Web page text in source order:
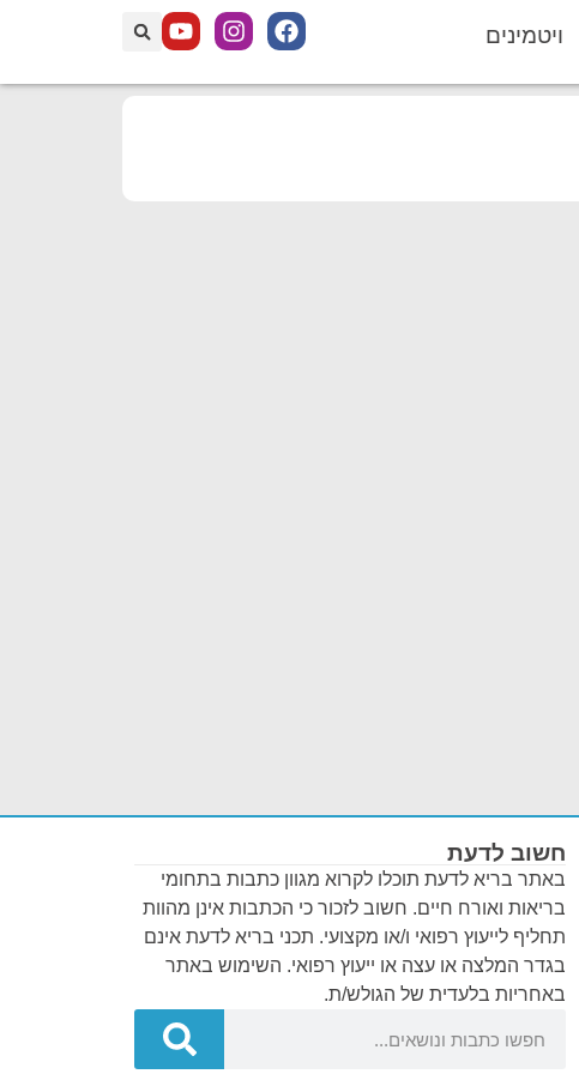
ויטמינים
חשוב לדעת
באתר בריא לדעת תוכלו לקרוא מגוון כתבות בתחומי
בריאות ואורח חיים. חשוב לזכור כי הכתבות אינן מהוות
תחליף לייעוץ רפואי ו/או מקצועי. תכני בריא לדעת אינם
בגדר המלצה או עצה או ייעוץ רפואי. השימוש באתר
באחריות בלעדית של הגולש/ת.